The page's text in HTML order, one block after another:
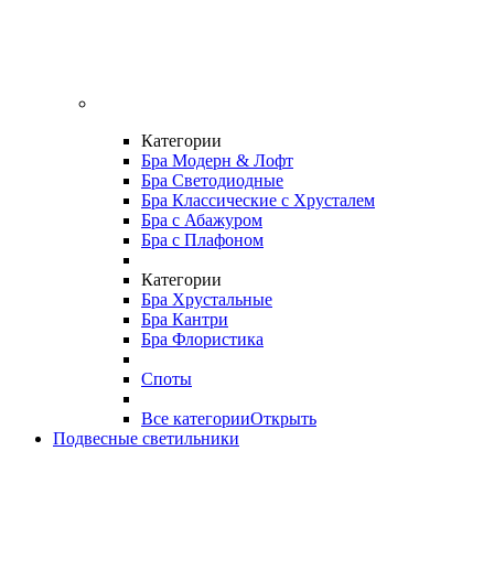
Категории
Бра Модерн & Лофт
Бра Светодиодные
Бра Классические с Хрусталем
Бра с Абажуром
Бра с Плафоном
Категории
Бра Хрустальные
Бра Кантри
Бра Флористика
Споты
Все категорииОткрыть
Подвесные светильники